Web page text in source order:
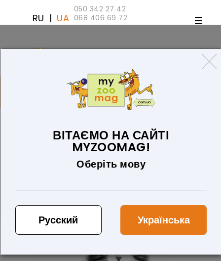
050 342 27 42
068 406 69 72
RU | UA
ТОВАРИ ДЛЯ КІШОК
БЛОГ
ПРО НАС
ТОВАРІВ 0 (0 ГРН)
ВІТАЄМО НА САЙТІ
MYZOOMAG!
Оберіть мову
Русский Українська
Корма премиум класса Роял
Канин